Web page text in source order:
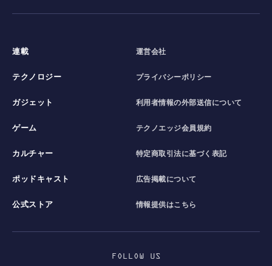
連載
テクノロジー
ガジェット
ゲーム
カルチャー
ポッドキャスト
公式ストア
運営会社
プライバシーポリシー
利用者情報の外部送信について
テクノエッジ会員規約
特定商取引法に基づく表記
広告掲載について
情報提供はこちら
FOLLOW US